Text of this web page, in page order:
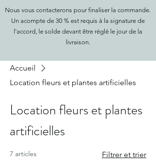
Nous vous contacterons pour finaliser la commande.
Un acompte de 30 % est requis à la signature de
l'accord, le solde devant être réglé le jour de la
livraison.
Accueil
Location fleurs et plantes artificielles
Location fleurs et plantes
artificielles
7 articles Filtrer et trier